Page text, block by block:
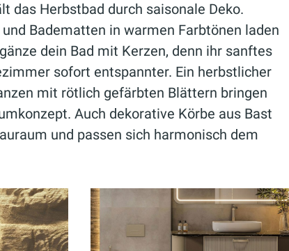
das Herbstbad durch saisonale Deko.
Badematten in warmen Farbtönen laden
dein Bad mit Kerzen, denn ihr sanftes
sofort entspannter. Ein herbstlicher
mit rötlich gefärbten Blättern bringen
Auch dekorative Körbe aus Bast
und passen sich harmonisch dem